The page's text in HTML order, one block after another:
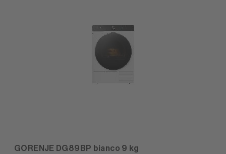
GORENJE DG89BP bianco 9 kg